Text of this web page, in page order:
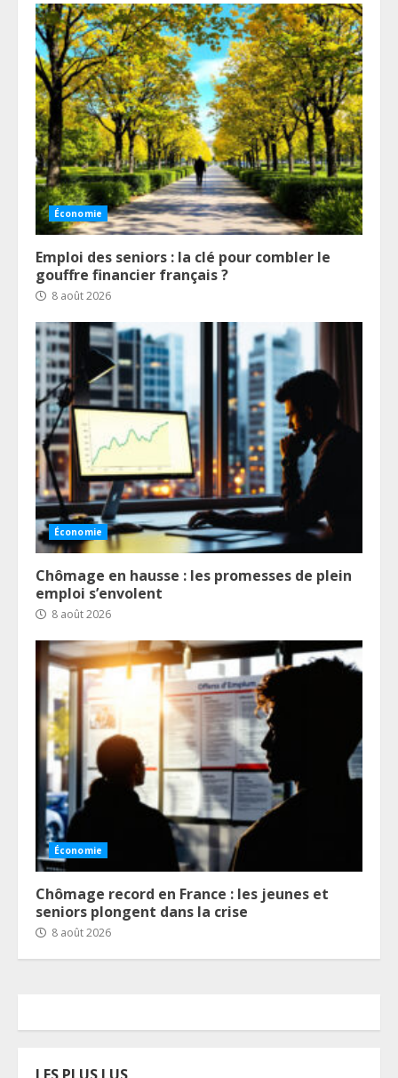
Économie
Emploi des seniors : la clé pour combler le
gouffre financier français ?
8 août 2026
Économie
Chômage en hausse : les promesses de plein
emploi s’envolent
8 août 2026
Économie
Chômage record en France : les jeunes et
seniors plongent dans la crise
8 août 2026